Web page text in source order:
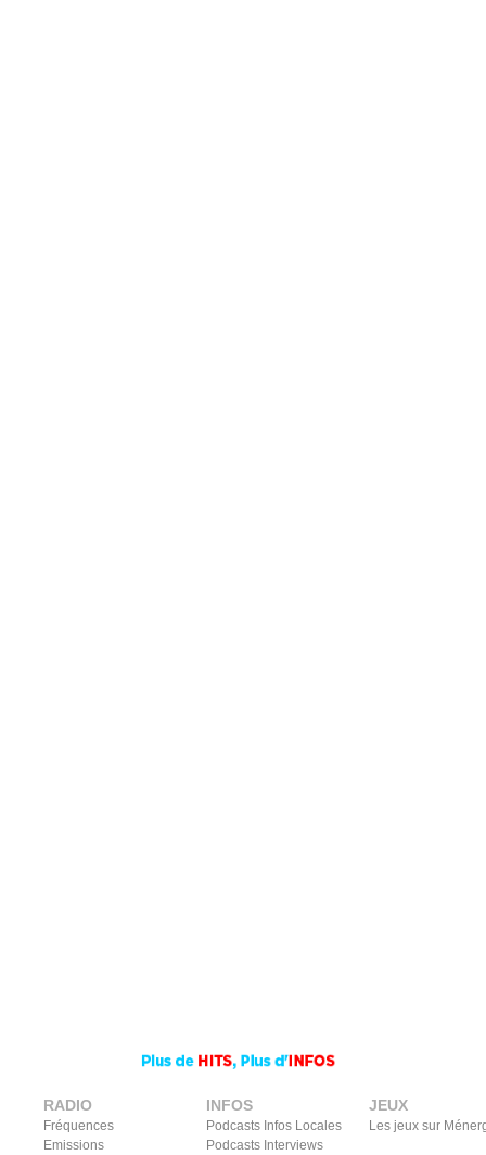
RADIO
Fréquences
Emissions
INFOS
Podcasts Infos Locales
Podcasts Interviews
JEUX
Les jeux sur